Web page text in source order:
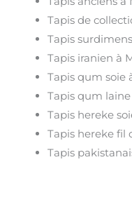
Tapis de
Tapis
Tapis iranien à
Tapis qum soie
Tapis qum
Tapis hereke
Tapis hereke fil
Tapis